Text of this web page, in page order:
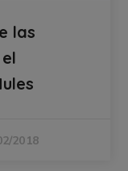
las
2018